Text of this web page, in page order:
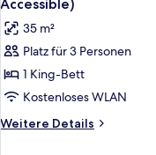
für
Deluxe-
Zimmer,
1 King-
Bett,
Stadtblick
Accessible)
35 m²
Platz für 3 Personen
1 King-Bett
Kostenloses WLAN
Weitere Details
Weitere